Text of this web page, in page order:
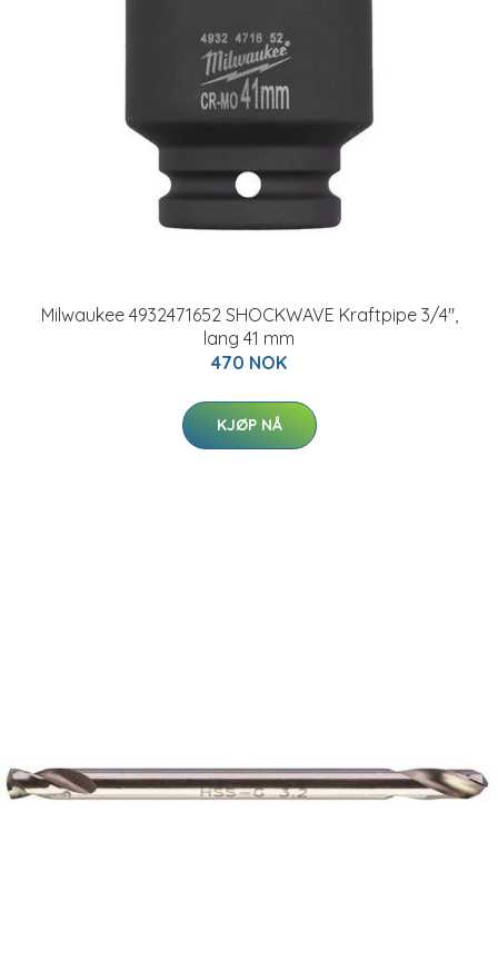
Milwaukee 4932471652 SHOCKWAVE Kraftpipe 3/4",
lang 41 mm
470 NOK
KJØP NÅ